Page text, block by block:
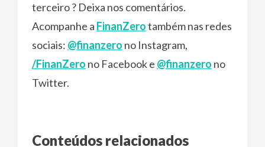
terceiro ? Deixa nos comentários.
Acompanhe a FinanZerotambém nas redes
sociais: @finanzero no Instagram,
/FinanZero no Facebook e @finanzero no
Twitter.
Conteúdos relacionados